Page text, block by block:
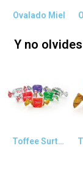
Vista rápida
Ovalado Miel
Y no
Vista rápidaToffee Surtido